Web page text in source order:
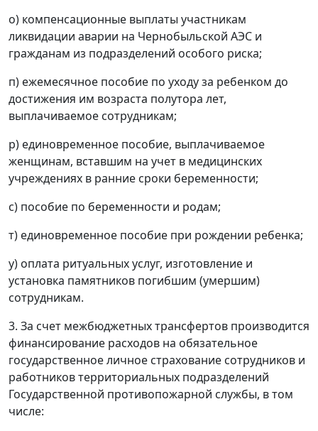
о) компенсационные выплаты участникам
ликвидации аварии на Чернобыльской АЭС и
гражданам из подразделений особого риска;
п) ежемесячное пособие по уходу за ребенком до
достижения им возраста полутора лет,
выплачиваемое сотрудникам;
р) единовременное пособие, выплачиваемое
женщинам, вставшим на учет в медицинских
учреждениях в ранние сроки беременности;
с) пособие по беременности и родам;
т) единовременное пособие при рождении ребенка;
у) оплата ритуальных услуг, изготовление и
установка памятников погибшим (умершим)
сотрудникам.
3. За счет межбюджетных трансфертов производится
финансирование расходов на обязательное
государственное личное страхование сотрудников и
работников территориальных подразделений
Государственной противопожарной службы, в том
числе: